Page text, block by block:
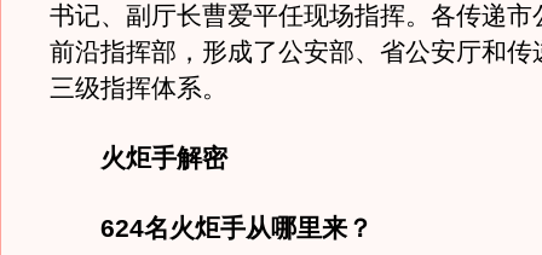
书记、副厅长曹爱平任现场指挥。各传递市
前沿指挥部，形成了公安部、省公安厅和传
三级指挥体系。
火炬手解密
624名火炬手从哪里来？